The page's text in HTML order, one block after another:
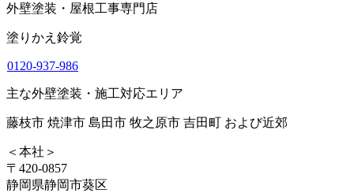
外壁塗装・屋根工事専門店
塗りかえ鈴覚
0120-937-986
主な外壁塗装・施工対応エリア
藤枝市 焼津市 島田市 牧之原市 吉田町 および近郊
＜本社＞
〒420-0857
静岡県静岡市葵区